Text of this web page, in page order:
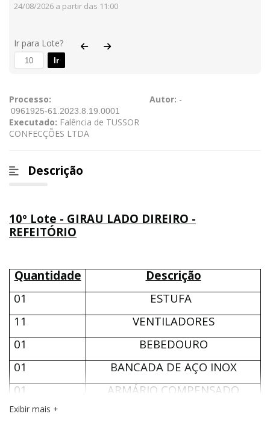
Processo: Autor: -
Executado: Falência de TUSSOR
CONFECÇÕES LTDA
Descrição
10º Lote - GIRAU LADO DIREIRO -
REFEITÓRIO
Quantidade
Descrição
01
ESTUFA
11
VENTILADORES
01
BEBEDOURO
01
BANCADA DE AÇO INOX
01
ARMÁRIO COMPENSADO
VALOR TOTAL DO 10º LOTE – R$10.870,00
Exibir mais
24/08/2026 a partir das 11:00
Ir para Lote?
Ir